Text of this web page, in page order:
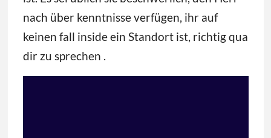
nach über kenntnisse verfügen, ihr auf
keinen fall inside ein Standort ist, richtig qua
dir zu sprechen .